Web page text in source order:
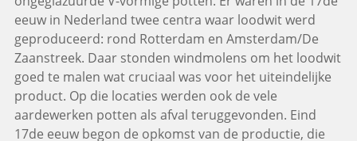
eeuw in Nederland twee centra waar loodwit werd
geproduceerd: rond Rotterdam en Amsterdam/De
Zaanstreek. Daar stonden windmolens om het loodwit
goed te malen wat cruciaal was voor het uiteindelijke
product. Op die locaties werden ook de vele
aardewerken potten als afval teruggevonden. Eind
17de eeuw begon de opkomst van de productie, die